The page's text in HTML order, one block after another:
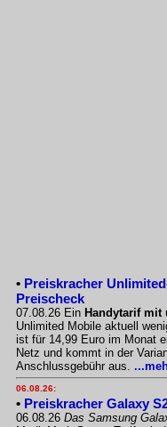
• Preiskracher
Preischeck
07.08.26 Ein Handytarif mit
Unlimited Mobile aktuell
ist für 14,99 Euro im Monat
Netz und kommt in der
Anschlussgebühr aus.
06.08.26:
• Preiskracher Galaxy
06.08.26 Das Samsung